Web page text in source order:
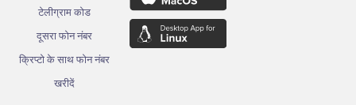
टेलीग्राम कोड
दूसरा फोन नंबर
क्रिप्टो के साथ फोन नंबर
खरीदें